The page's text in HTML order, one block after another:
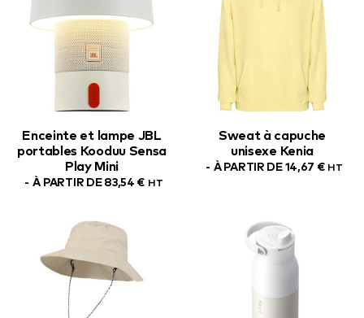
Enceinte et lampe JBL
portables Kooduu Sensa
Play Mini
À PARTIR DE83,54 € HT
Sweat à capuche
unisexe Kenia
À PARTIR DE14,67 € HT